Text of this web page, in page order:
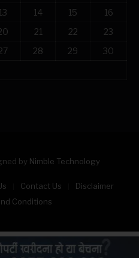
13 14 15
16
21 22
23
28 29
30
by Nimble Technology
Contact Us
Disclaimer
Conditions